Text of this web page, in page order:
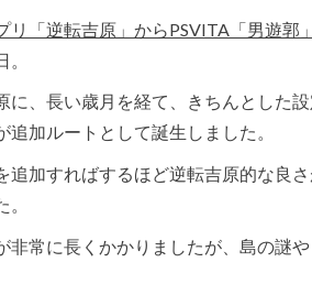
「逆転吉原」からPSVITA「男遊郭
、長い歳月を経て、きちんとした
加ルートとして誕生しました。
加すればするほど逆転吉原的な良
常に長くかかりましたが、島の謎